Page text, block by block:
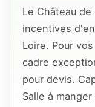
Le Château
incentives
Loire. Pour
cadre
pour devis.
Salle à